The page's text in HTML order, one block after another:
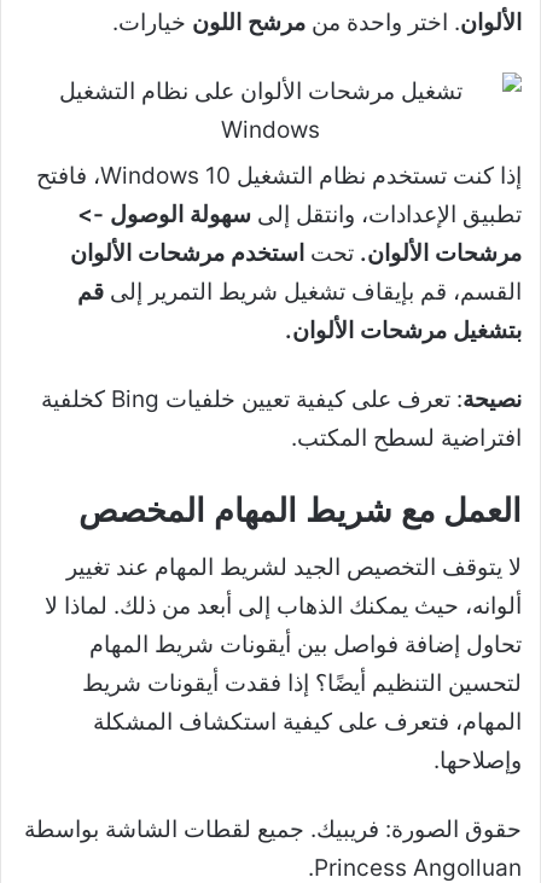
الألوان. اختر واحدة من مرشح اللون خيارات.
إذا كنت تستخدم نظام التشغيل Windows 10، فافتح
تطبيق الإعدادات، وانتقل إلى سهولة الوصول ->
مرشحات الألوان. تحت استخدم مرشحات الألوان
القسم، قم بإيقاف تشغيل شريط التمرير إلى قم
بتشغيل مرشحات الألوان.
نصيحة
: تعرف على كيفية تعيين خلفيات Bing كخلفية
افتراضية لسطح المكتب.
العمل مع شريط المهام المخصص
لا يتوقف التخصيص الجيد لشريط المهام عند تغيير
ألوانه، حيث يمكنك الذهاب إلى أبعد من ذلك. لماذا لا
تحاول إضافة فواصل بين أيقونات شريط المهام
لتحسين التنظيم أيضًا؟ إذا فقدت أيقونات شريط
المهام، فتعرف على كيفية استكشاف المشكلة
وإصلاحها.
حقوق الصورة: فريبيك. جميع لقطات الشاشة بواسطة
Princess Angolluan.